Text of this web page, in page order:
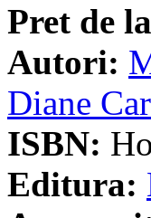
Pret de
Autori:
Diane
ISBN:
Editura: